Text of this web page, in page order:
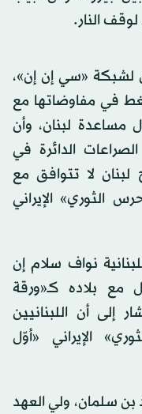
النار.
لشبكة «سي إن إن»،
​في مفاوضاتها مع
مساعدة لبنان، وأن
الدائرة في
لا تتوافق مع
الثوري» الإيراني
نواف سلام إن
بلاده كـ«ورقة
إلى أن اللبنانيين
الإيراني «أوّل
سلمان، ولي العهد